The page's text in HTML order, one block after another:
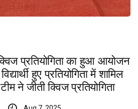
प्रतियोगिता का हुआ आयोजन
हुए प्रतियोगिता में शामिल
ने जीती क्विज प्रतियोगिता